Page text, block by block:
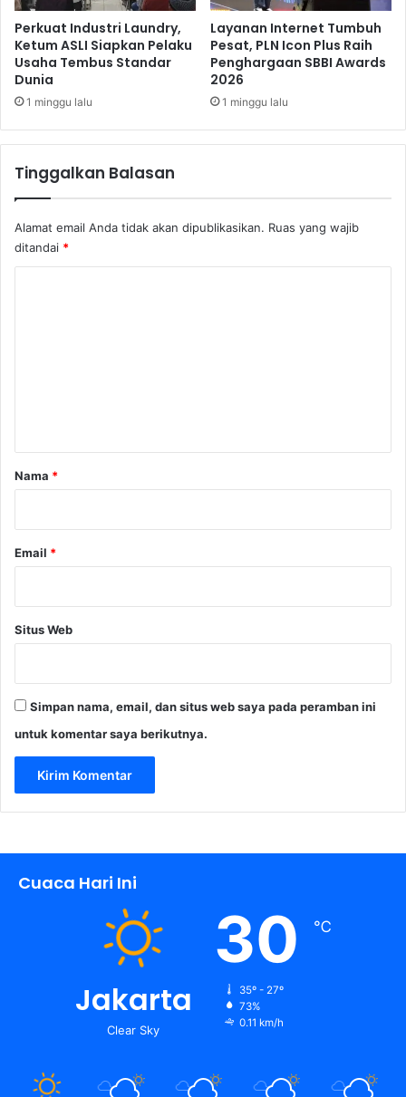
i
t
a
K
a
r
P
e
n
g
u
s
T
e
u
r
Perkuat Industri Laundry,
Ketum ASLI Siapkan Pelaku
Usaha Tembus Standar
Dunia
1 minggu lalu
Layanan Internet Tumbuh
Pesat, PLN Icon Plus Raih
Penghargaan SBBI Awards
2026
1 minggu lalu
Tinggalkan Balasan
Alamat email Anda tidak akan dipublikasikan. Ruas yang wajib
ditandai *
r
Nama *
Email *
Situs Web
Simpan nama, email, dan situs web saya pada peramban ini
untuk komentar saya berikutnya.
Cuaca Hari Ini
Jakarta
Clear Sky
30 ℃
35º - 27º
73%
0.11 km/h